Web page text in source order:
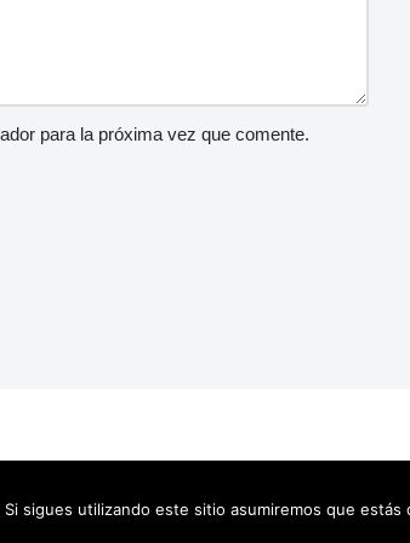
para la próxima vez que comente.
sigues utilizando este sitio asumiremos que estás